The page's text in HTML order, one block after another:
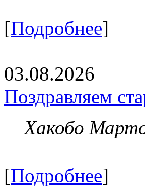
[Подробнее]
03.08.2026
Поздравляем
Хакобо
[Подробнее]